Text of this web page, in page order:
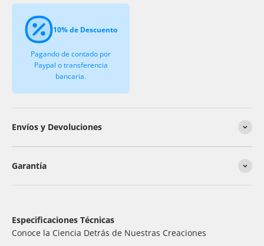
10% de Descuento
Pagando de contado por
Paypal o transferencia
bancaria.
Envíos y Devoluciones
Garantía
Especificaciones Técnicas
Conoce la Ciencia Detrás de Nuestras Creaciones